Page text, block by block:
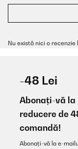
Nu există nici o recenzie
-48 Lei
Abonați-vă
reducere de
comandă!
Abonați-vă la e-